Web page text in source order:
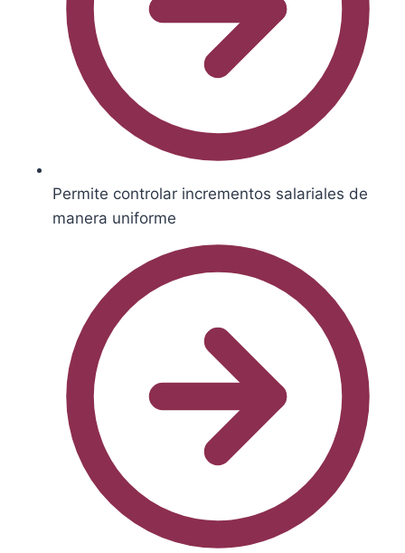
Permite controlar incrementos salariales de
manera uniforme